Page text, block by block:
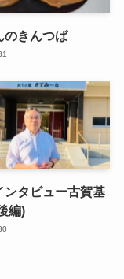
のきんつば
ンタビュー古賀基
編)